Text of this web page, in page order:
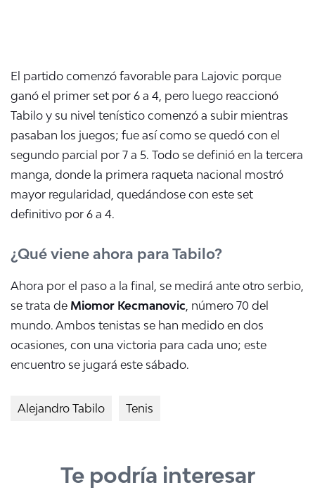
El partido comenzó favorable para Lajovic porque
ganó el primer set por 6 a 4, pero luego reaccionó
Tabilo y su nivel tenístico comenzó a subir mientras
pasaban los juegos; fue así como se quedó con el
segundo parcial por 7 a 5. Todo se definió en la tercera
manga, donde la primera raqueta nacional mostró
mayor regularidad, quedándose con este set
definitivo por 6 a 4.
¿Qué viene ahora para Tabilo?
Ahora por el paso a la final, se medirá ante otro serbio,
se trata de Miomor Kecmanovic, número 70 del
mundo. Ambos tenistas se han medido en dos
ocasiones, con una victoria para cada uno; este
encuentro se jugará este sábado.
Alejandro Tabilo Tenis
Te podría interesar